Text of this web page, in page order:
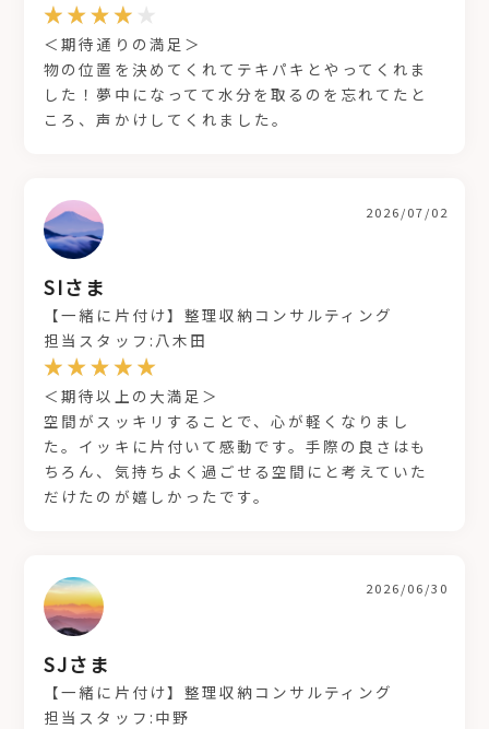
＜期待通りの満足＞
物の位置を決めてくれてテキパキとやってくれま
した！夢中になってて水分を取るのを忘れてたと
ころ、声かけしてくれました。
SIさま
2026/07/02
【一緒に片付け】整理収納コンサルティング
担当スタッフ:八木田
＜期待以上の大満足＞
空間がスッキリすることで、心が軽くなりまし
た。イッキに片付いて感動です。手際の良さはも
ちろん、気持ちよく過ごせる空間にと考えていた
だけたのが嬉しかったです。
SJさま
2026/06/30
【一緒に片付け】整理収納コンサルティング
担当スタッフ:中野